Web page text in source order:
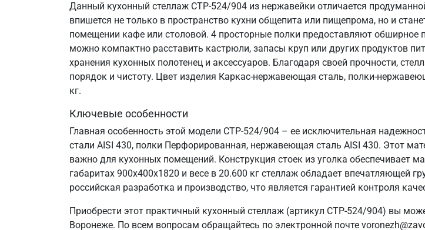
Данный кухонный стеллаж СТР-524/904 из нержавейки отличается
впишется не только в пространство кухни общепита или пищепрома, но и
помещении кафе или столовой. 4 просторные полки предоставляют обширное
можно компактно расставить кастрюли, запасы круп или других продуктов
хранения кухонных полотенец и аксессуаров. Благодаря своей прочности,
порядок и чистоту. Цвет изделия Каркас-нержавеющая сталь, полки-
кг.
Ключевые особенности
Главная особенность этой модели СТР-524/904 – ее исключительная
стали AISI 430, полки Перфорированная, нержавеющая сталь AISI 430. Этот
важно для кухонных помещений. Конструкция стоек из уголка обеспечивает
габаритах 900х400х1820 и весе в 20.600 кг стеллаж обладает впечатляющей
российская разработка и производство, что является гарантией контроля
Приобрести этот практичный кухонный стеллаж (артикул СТР-524/904) вы
Воронеже. По всем вопросам обращайтесь по электронной почте